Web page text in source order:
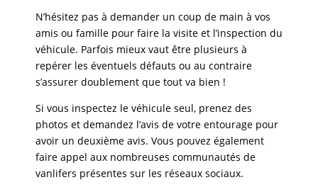
N’hésitez pas à demander un coup de main à vos
amis ou famille pour faire la visite et l’inspection du
véhicule. Parfois mieux vaut être plusieurs à
repérer les éventuels défauts ou au contraire
s’assurer doublement que tout va bien !
Si vous inspectez le véhicule seul, prenez des
photos et demandez l’avis de votre entourage pour
avoir un deuxième avis. Vous pouvez également
faire appel aux nombreuses communautés de
vanlifers présentes sur les réseaux sociaux.